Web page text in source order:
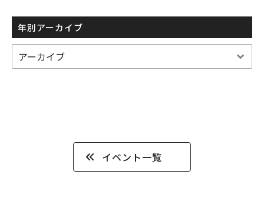
年別アーカイブ
イベント一覧